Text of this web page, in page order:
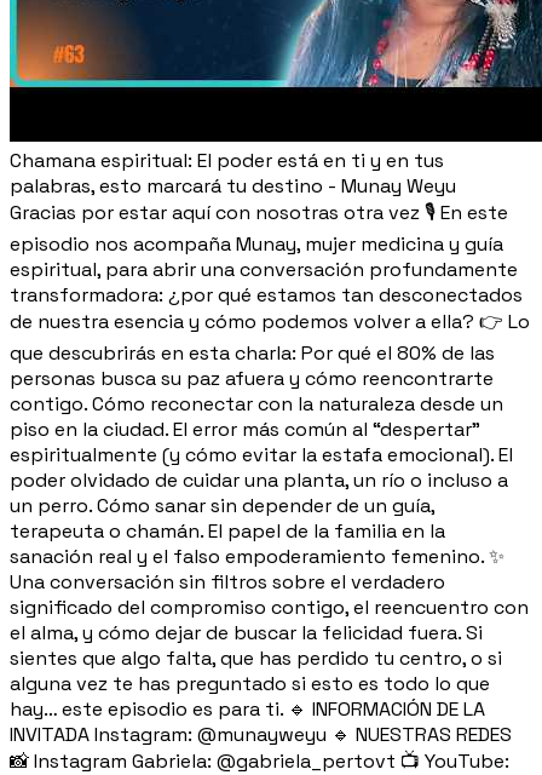
Chamana espiritual: El poder está en ti y en tus
palabras, esto marcará tu destino - Munay Weyu
Gracias por estar aquí con nosotras otra vez 🎙️ En este
episodio nos acompaña Munay, mujer medicina y guía
espiritual, para abrir una conversación profundamente
transformadora: ¿por qué estamos tan desconectados
de nuestra esencia y cómo podemos volver a ella? 👉 Lo
que descubrirás en esta charla: Por qué el 80% de las
personas busca su paz afuera y cómo reencontrarte
contigo. Cómo reconectar con la naturaleza desde un
piso en la ciudad. El error más común al “despertar”
espiritualmente (y cómo evitar la estafa emocional). El
poder olvidado de cuidar una planta, un río o incluso a
un perro. Cómo sanar sin depender de un guía,
terapeuta o chamán. El papel de la familia en la
sanación real y el falso empoderamiento femenino. ✨
Una conversación sin filtros sobre el verdadero
significado del compromiso contigo, el reencuentro con
el alma, y cómo dejar de buscar la felicidad fuera. Si
sientes que algo falta, que has perdido tu centro, o si
alguna vez te has preguntado si esto es todo lo que
hay… este episodio es para ti. 🔹 INFORMACIÓN DE LA
INVITADA Instagram: @munayweyu 🔹 NUESTRAS REDES
📸 Instagram Gabriela: @gabriela_pertovt 📺 YouTube: